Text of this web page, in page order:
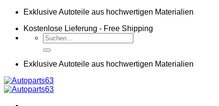
Zum
springen
Exklusive Autoteile aus hochwertigen Materialien
Kostenlose Lieferung - Free Shipping
Suchen
nach:
Exklusive Autoteile aus hochwertigen Materialien